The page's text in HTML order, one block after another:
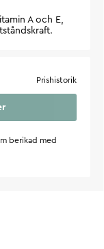
A och E,
Prishistorik
berikad med